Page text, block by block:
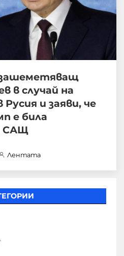
в случай на
и заяви, че
е била
САЩ
Лентата